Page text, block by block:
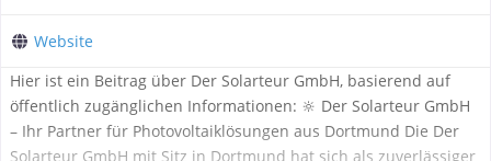
Website
Hier ist ein Beitrag über Der Solarteur GmbH, basierend auf
öffentlich zugänglichen Informationen: 🔆 Der Solarteur GmbH
– Ihr Partner für Photovoltaiklösungen aus Dortmund Die Der
Solarteur GmbH mit Sitz in Dortmund hat sich als zuverlässiger